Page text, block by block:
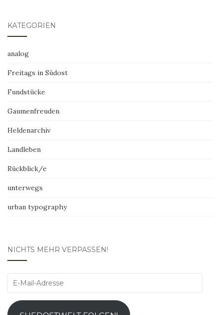
KATEGORIEN
analog
Freitags in Südost
Fundstücke
Gaumenfreuden
Heldenarchiv
Landleben
Rückblick/e
unterwegs
urban typography
NICHTS MEHR VERPASSEN!
E-
Adresse